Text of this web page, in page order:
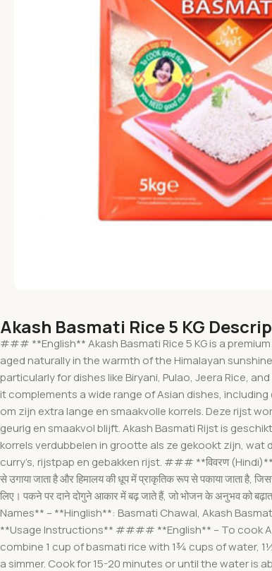
Akash Basmati Rice 5 KG
### **English** Akash Basmati Rice 5 KG is a
aged naturally in the warmth of the Himalayan
particularly for dishes like Biryani, Pulao, Jeera Rice,
it complements a wide range of Asian dishes,
om zijn extra lange en smaakvolle korrels. Deze rijst
geurig en smaakvol blijft. Akash Basmati Rijst is
korrels verdubbelen in grootte als ze gekookt zijn,
curry’s, rijstpap en gebakken rijst. ### **विवरण (Hindi)** अकाश
से उगाया जाता है और हिमालय की धूप में प्राकृतिक रूप से पकाया जाता है,
लिए। पकने पर दाने दोगुने आकार में बढ़ जाते हैं, जो भोजन के अनुभव को
Names** – **Hinglish**: Basmati Chawal, Akash
**Usage Instructions** #### **English** – To cook
combine 1 cup of basmati rice with 1¾ cups of water,
a simmer. Cook for 15-20 minutes or until the water is